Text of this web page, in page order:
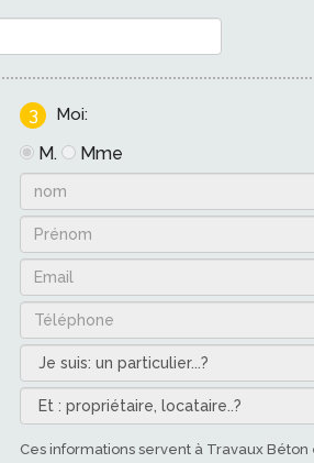
3 Moi:
M. Mme
Ces informations servent à Travaux Béton